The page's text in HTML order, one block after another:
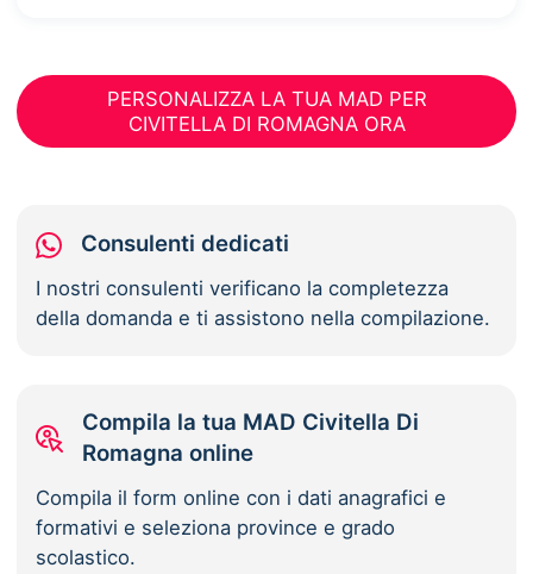
PERSONALIZZA LA TUA MAD PER
CIVITELLA DI ROMAGNA ORA
Consulenti dedicati
I nostri consulenti verificano la completezza
della domanda e ti assistono nella compilazione.
Compila la tua MAD Civitella Di
Romagna online
Compila il form online con i dati anagrafici e
formativi e seleziona province e grado
scolastico.